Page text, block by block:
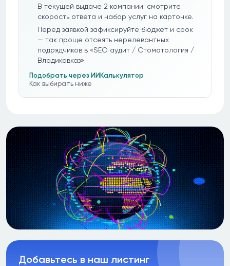
В текущей выдаче 2 компании: смотрите
скорость ответа и набор услуг на карточке.
Перед заявкой зафиксируйте бюджет и срок
— так проще отсеять нерелевантных
подрядчиков в «SEO аудит / Стоматология /
Владикавказ».
Подобрать через ИИ Калькулятор
Как выбирать ниже
Добавьтесь в наш листинг